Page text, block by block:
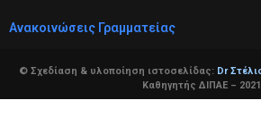
Ανακοινώσεις Γραμματείας
© Σχεδίαση & υλοποίηση ιστοσελίδας: Dr
Καθηγητής ΔΙΠΑΕ – 2021